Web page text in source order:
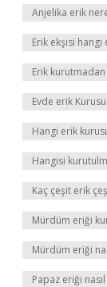
Anjelika erik
Erik ekşisi hangi
Erik kurutmadan
Evde erik Kurusu
Hangi erik
Hangisi
Kaç çeşit erik
Mürdüm eriği
Mürdüm eriği
Papaz eriği